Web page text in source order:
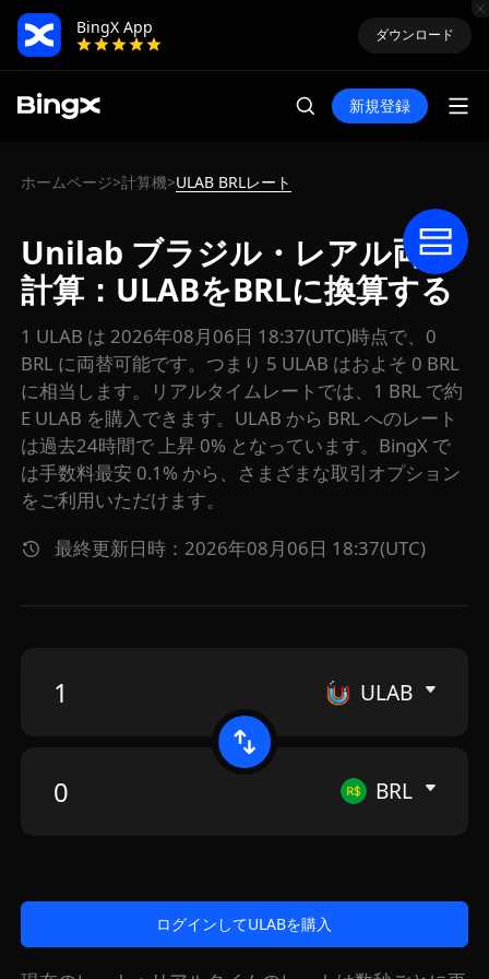
BingX App
ダウンロード
新規登録
ホームページ>計算機>ULAB BRLレート
Unilab ブラジル・レアル両替
計算：ULABをBRLに換算する
1 ULAB は 2026年08月06日 18:37(UTC)時点で、0
BRL に両替可能です。つまり 5 ULAB はおよそ 0 BRL
に相当します。リアルタイムレートでは、1 BRL で約
E ULAB を購入できます。ULAB から BRL へのレート
は過去24時間で 上昇 0% となっています。BingX で
は手数料最安 0.1% から、さまざまな取引オプション
をご利用いただけます。
最終更新日時：2026年08月06日 18:37(UTC)
ULAB
BRL
ログインしてULABを購入